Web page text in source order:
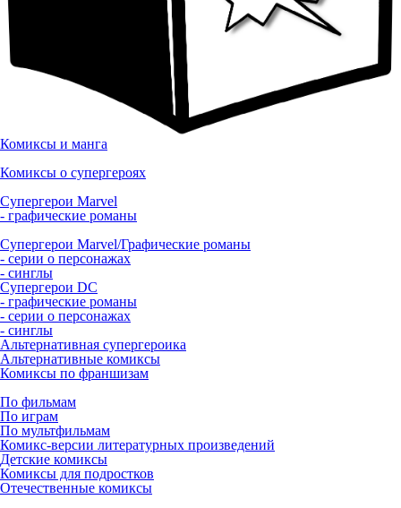
Комиксы и манга
Комиксы о супергероях
Супергерои Marvel
- графические романы
Супергерои Marvel/Графические романы
- серии о персонажах
- синглы
Супергерои DC
- графические романы
- серии о персонажах
- синглы
Альтернативная супергероика
Альтернативные комиксы
Комиксы по франшизам
По фильмам
По играм
По мультфильмам
Комикс-версии литературных произведений
Детские комиксы
Комиксы для подростков
Отечественные комиксы